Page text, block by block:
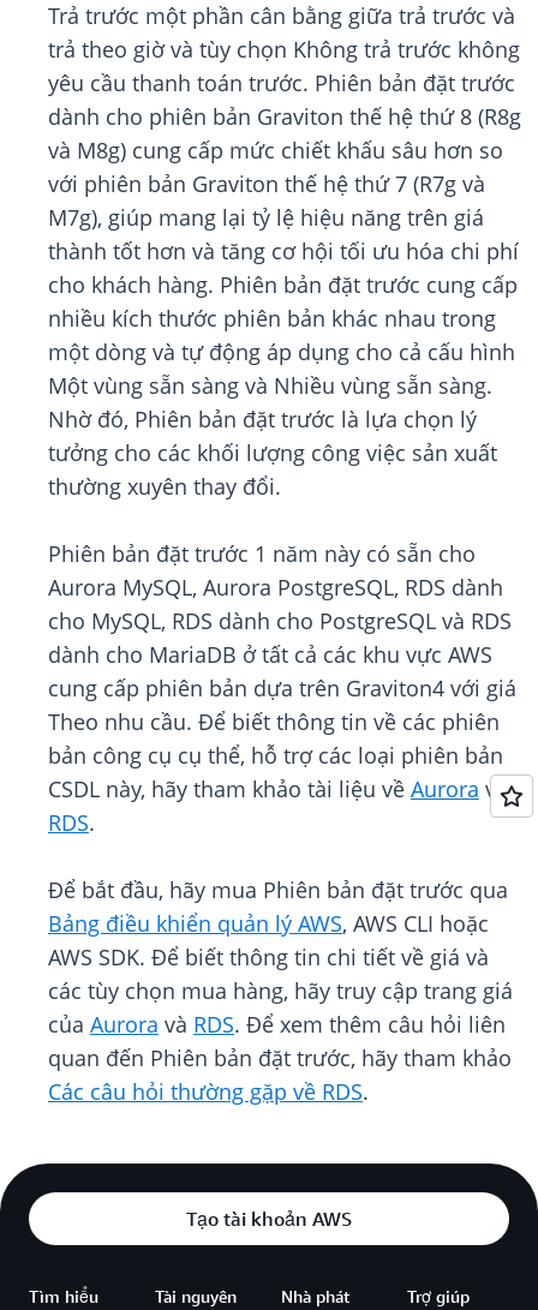
Trả trước một phần cân bằng giữa trả trước và
trả theo giờ và tùy chọn Không trả trước không
yêu cầu thanh toán trước. Phiên bản đặt trước
dành cho phiên bản Graviton thế hệ thứ 8 (R8g
và M8g) cung cấp mức chiết khấu sâu hơn so
với phiên bản Graviton thế hệ thứ 7 (R7g và
M7g), giúp mang lại tỷ lệ hiệu năng trên giá
thành tốt hơn và tăng cơ hội tối ưu hóa chi phí
cho khách hàng. Phiên bản đặt trước cung cấp
nhiều kích thước phiên bản khác nhau trong
một dòng và tự động áp dụng cho cả cấu hình
Một vùng sẵn sàng và Nhiều vùng sẵn sàng.
Nhờ đó, Phiên bản đặt trước là lựa chọn lý
tưởng cho các khối lượng công việc sản xuất
thường xuyên thay đổi.
Phiên bản đặt trước 1 năm này có sẵn cho
Aurora MySQL, Aurora PostgreSQL, RDS dành
cho MySQL, RDS dành cho PostgreSQL và RDS
dành cho MariaDB ở tất cả các khu vực AWS
cung cấp phiên bản dựa trên Graviton4 với giá
Theo nhu cầu. Để biết thông tin về các phiên
bản công cụ cụ thể, hỗ trợ các loại phiên bản
CSDL này, hãy tham khảo tài liệu về Aurora và
RDS.
Để bắt đầu, hãy mua Phiên bản đặt trước qua
Bảng điều khiển quản lý AWS, AWS CLI hoặc
AWS SDK. Để biết thông tin chi tiết về giá và
các tùy chọn mua hàng, hãy truy cập trang giá
của Aurora và RDS. Để xem thêm câu hỏi liên
quan đến Phiên bản đặt trước, hãy tham khảo
Các câu hỏi thường gặp về RDS.
Tạo tài khoản AWS
Tìm hiểu Tài nguyên
Nhà phát
Trợ giúp